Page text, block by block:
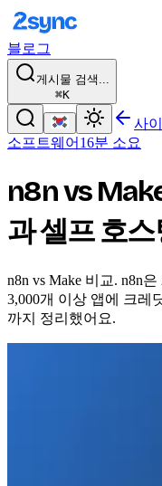
블로그
게시물 검색...
⌘K
사
소프트웨어 16분 소요
n8n vs
과 셀프 호스
n8n vs Make 비교. n8n
3,000개 이상 앱에 크레
까지 정리했어요.